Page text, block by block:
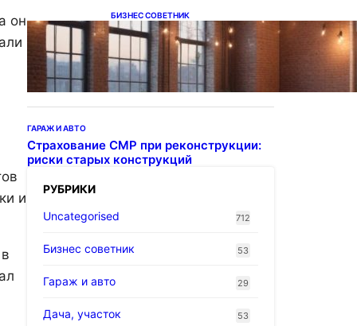
он
и
БИЗНЕС СОВЕТНИК
Подвесные светодиодные
светильники на тросе
ГАРАЖ И АВТО
Страхование СМР при реконструкции:
риски старых конструкций
РУБРИКИ
Uncategorised
712
Бизнес советник 53
Гараж и авто 29
Дача, участок 53